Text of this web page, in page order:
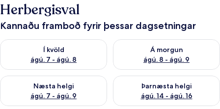
Herbergisval
Kannaðu framboð fyrir þessar dagsetningar
Í kvöld
ágú. 7 - ágú. 8
Athuga framboð í kvöld ágú. 7 - ágú. 8
Á morgun
ágú. 8 - ágú. 9
Athuga framboð á morgun
Næsta helgi
ágú. 7 - ágú. 9
Athuga framboð næstu helgi ágú. 7 - ágú. 9
Þarnæsta helgi
ágú. 14 - ágú. 16
Athuga framboð þarnæstu